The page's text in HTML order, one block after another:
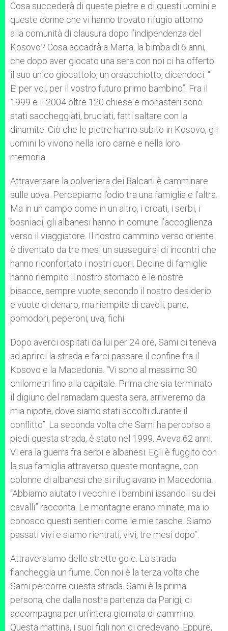
Cosa succederà di queste pietre e di questi uomini e
queste donne che vi hanno trovato rifugio attorno
alla comunità di clausura dopo l’indipendenza del
Kosovo? Cosa accadrà a Marta, la bimba di 6 anni,
che dopo aver giocato una sera con noi ci ha offerto
il suo unico giocattolo, un orsacchiotto, dicendoci: “
E’ per voi, per il vostro futuro primo bambino”. Fra il
1999 e il 2004 oltre 120 chiese e monasteri sono
stati saccheggiati, bruciati, fatti saltare con la
dinamite. Ciò che le pietre hanno subito in Kosovo, gli
uomini lo vivono nella loro carne e nella loro
memoria.
Attraversare la polveriera dei Balcani è camminare
sulle uova. Percepiamo l’odio tra una famiglia e l’altra.
Ma in un campo come in un altro, i croati, i serbi, i
bosniaci, gli albanesi hanno in comune l’accoglienza
verso il viaggiatore. Il nostro cammino verso oriente
è diventato da tre mesi un susseguirsi di incontri che
hanno riconfortato i nostri cuori. Decine di famiglie
hanno riempito il nostro stomaco e le nostre
bisacce, sempre vuote, secondo il nostro desiderio
e vuote di denaro, ma riempite di cavoli, pane,
pomodori, peperoni, uva, fichi.
Dopo averci ospitati da lui per 24 ore, Sami ci teneva
ad aprirci la strada e farci passare il confine fra il
Kosovo e la Macedonia. “Vi sono al massimo 30
chilometri fino alla capitale. Prima che sia terminato
il digiuno del ramadam questa sera, arriveremo da
mia nipote, dove siamo stati accolti durante il
conflitto”. La seconda volta che Sami ha percorso a
piedi questa strada, è stato nel 1999. Aveva 62 anni.
Vi era la guerra fra serbi e albanesi. Egli è fuggito con
la sua famiglia attraverso queste montagne, con
colonne di albanesi che si rifugiavano in Macedonia.
“Abbiamo aiutato i vecchi e i bambini issandoli su dei
cavalli” racconta. Le montagne erano minate, ma io
conosco questi sentieri come le mie tasche. Siamo
passati vivi e siamo rientrati, vivi, tre mesi dopo”.
Attraversiamo delle strette gole. La strada
fiancheggia un fiume. Con noi è la terza volta che
Sami percorre questa strada. Sami è la prima
persona, che dalla nostra partenza da Parigi, ci
accompagna per un’intera giornata di cammino.
Questa mattina, i suoi figli non ci credevano. Eppure,